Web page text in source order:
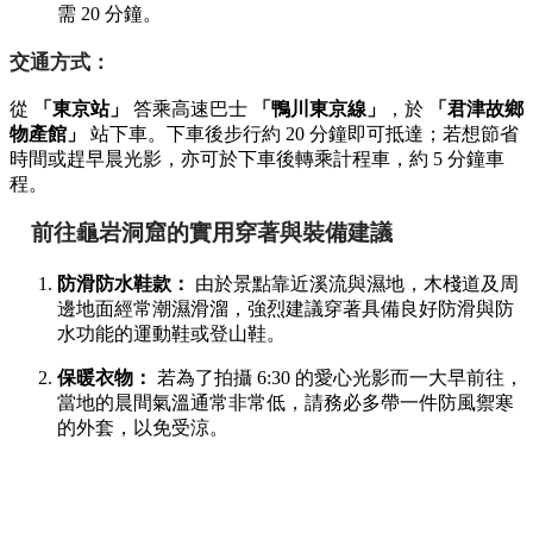
需 20 分鐘。
交通方式：
從 「東京站」 答乘高速巴士 「鴨川東京線」 ，於
「君津故鄉
物產館」
站下車。下車後步行約 20 分鐘即可抵達；若想節省
時間或趕早晨光影，亦可於下車後轉乘計程車，約 5 分鐘車
程。
前往龜岩洞窟的實用穿著與裝備建議
防滑防水鞋款：
由於景點靠近溪流與濕地，木棧道及周
邊地面經常潮濕滑溜，強烈建議穿著具備良好防滑與防
水功能的運動鞋或登山鞋。
保暖衣物：
若為了拍攝 6:30 的愛心光影而一大早前往，
當地的晨間氣溫通常非常低，請務必多帶一件防風禦寒
的外套，以免受涼。